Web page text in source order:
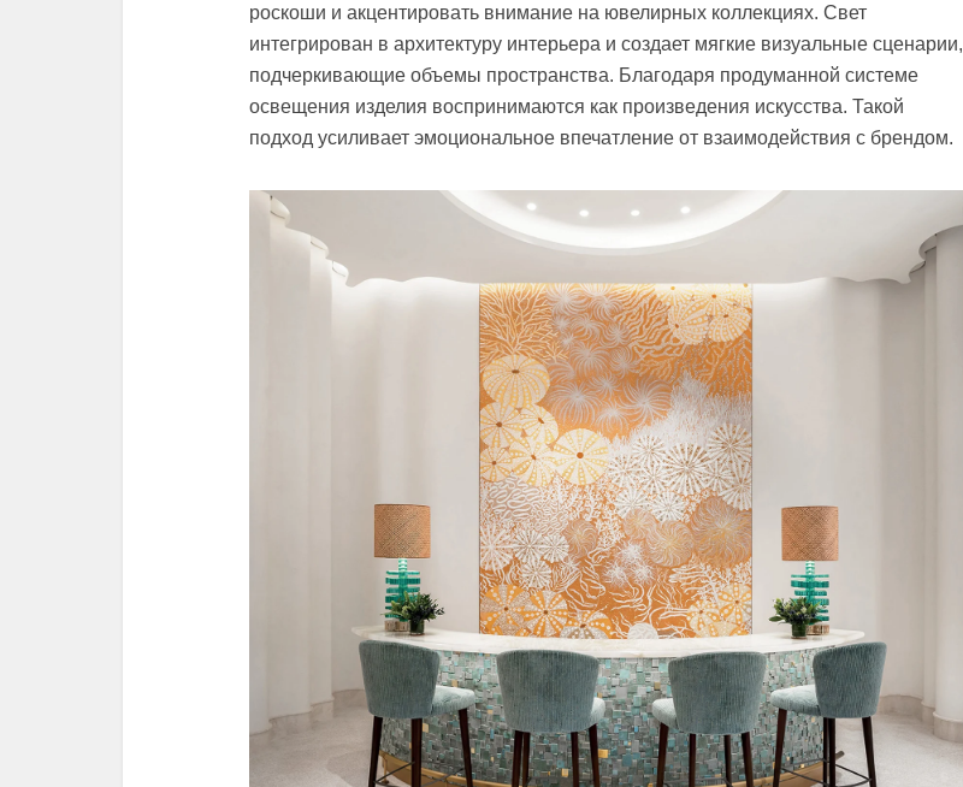
роскоши и акцентировать внимание на ювелирных коллекциях. Свет
интегрирован в архитектуру интерьера и создает мягкие визуальные сценарии,
подчеркивающие объемы пространства. Благодаря продуманной системе
освещения изделия воспринимаются как произведения искусства. Такой
подход усиливает эмоциональное впечатление от взаимодействия с брендом.